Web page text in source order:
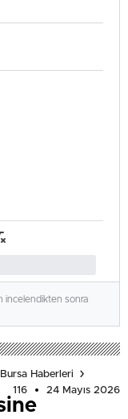
incelendikten sonra
Haberleri
116
24 Mayıs 2026